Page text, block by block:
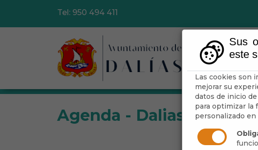
Sus
este
Las cookies son
mejorar su
datos de inicio
para optimizar la
personalizado
Tel: 950 494 411
Agenda - Dalias